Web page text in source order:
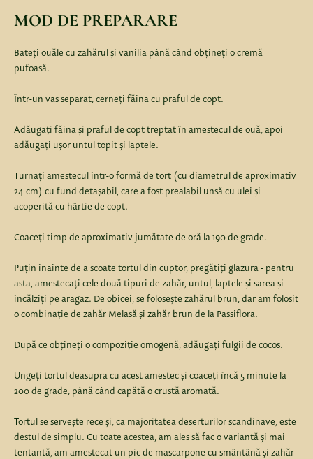
MOD DE PREPARARE
Bateți ouăle cu zahărul și vanilia până când obțineți o cremă
pufoasă.
Într-un vas separat, cerneți făina cu praful de copt.
Adăugați făina și praful de copt treptat în amestecul de ouă, apoi
adăugați ușor untul topit și laptele.
Turnați amestecul într-o formă de tort (cu diametrul de aproximativ
24 cm) cu fund detașabil, care a fost prealabil unsă cu ulei și
acoperită cu hârtie de copt.
Coaceți timp de aproximativ jumătate de oră la 190 de grade.
Puțin înainte de a scoate tortul din cuptor, pregătiți glazura - pentru
asta, amestecați cele două tipuri de zahăr, untul, laptele și sarea și
încălziți pe aragaz. De obicei, se folosește zahărul brun, dar am folosit
o combinație de zahăr Melasă și zahăr brun de la Passiflora.
După ce obțineți o compoziție omogenă, adăugați fulgii de cocos.
Ungeți tortul deasupra cu acest amestec și coaceți încă 5 minute la
200 de grade, până când capătă o crustă aromată.
Tortul se servește rece și, ca majoritatea deserturilor scandinave, este
destul de simplu. Cu toate acestea, am ales să fac o variantă și mai
tentantă, am amestecat un pic de mascarpone cu smântână și zahăr